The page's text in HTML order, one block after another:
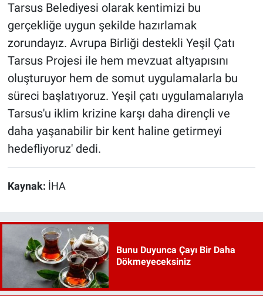
Tarsus Belediyesi olarak kentimizi bu
gerçekliğe uygun şekilde hazırlamak
zorundayız. Avrupa Birliği destekli Yeşil Çatı
Tarsus Projesi ile hem mevzuat altyapısını
oluşturuyor hem de somut uygulamalarla bu
süreci başlatıyoruz. Yeşil çatı uygulamalarıyla
Tarsus'u iklim krizine karşı daha dirençli ve
daha yaşanabilir bir kent haline getirmeyi
hedefliyoruz' dedi.
Kaynak: İHA
Bunu Duyunca Çayı Bir Daha
Dökmeyeceksiniz